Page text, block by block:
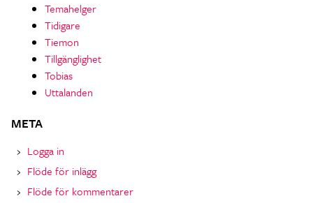
Temahelger
Tidigare
Tiemon
Tillgänglighet
Tobias
Uttalanden
META
Logga in
Flöde för inlägg
Flöde för kommentarer